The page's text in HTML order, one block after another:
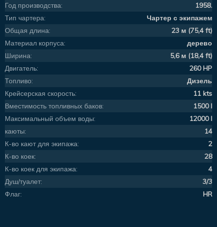
Год производства:
1958.
Тип чартера:
Чартер с экипажем
Общая длина:
23 м (75,4 ft)
Материал корпуса:
дерево
Ширина:
5,6 м (18,4 ft)
Двигатель:
260 HP
Топливо:
Дизель
Крейсерская скорость:
11 kts
Вместимость топливных баков:
1500 l
Максимальный объем воды:
12000 l
каюты:
14
К-во кают для экипажа:
2
К-во коек:
28
К-во коек для экипажа:
4
Душ/туалет:
3/3
Флаг:
HR